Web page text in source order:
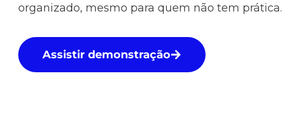
organizado, mesmo para quem não tem prática.
Assistir demonstração